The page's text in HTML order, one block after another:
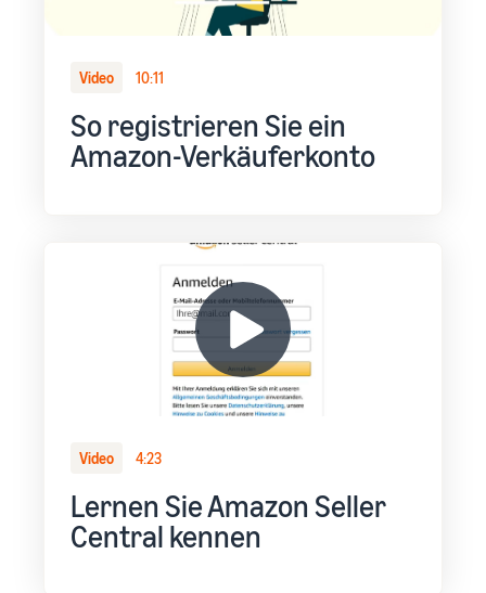
Video 10:11
So registrieren Sie ein
Amazon-Verkäuferkonto
Video 4:23
Lernen Sie Amazon Seller
Central kennen